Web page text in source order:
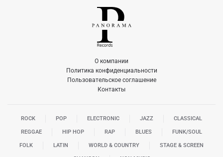
О компании
Политика конфиденциальности
Пользовательское соглашение
Контакты
ROCK POP ELECTRONIC JAZZ CLASSICAL
REGGAE HIP HOP RAP BLUES FUNK/SOUL
FOLK LATIN WORLD & COUNTRY STAGE & SCREEN